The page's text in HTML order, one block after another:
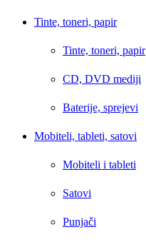
Tinte, toneri, papir
Tinte, toneri, papir
CD, DVD mediji
Baterije, sprejevi
Mobiteli, tableti, satovi
Mobiteli i tableti
Satovi
Punjači